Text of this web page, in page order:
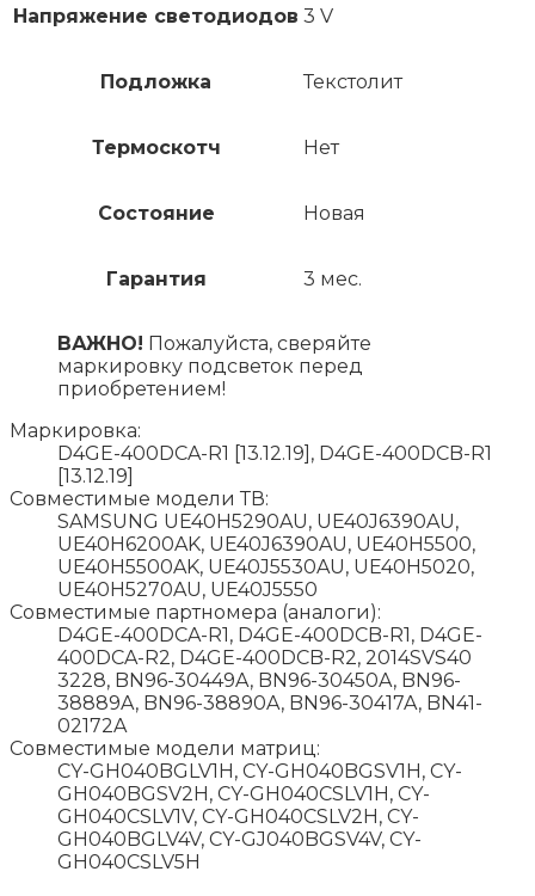
Напряжение светодиодов 3 V
Подложка Текстолит
Термоскотч Нет
Состояние Новая
Гарантия 3 мес.
ВАЖНО! Пожалуйста, сверяйте
маркировку подсветок перед
приобретением!
Маркировка:
D4GE-400DCA-R1 [13.12.19], D4GE-400DCB-R1
[13.12.19]
Совместимые модели ТВ:
SAMSUNG UE40H5290AU, UE40J6390AU,
UE40H6200AK, UE40J6390AU, UE40H5500,
UE40H5500AK, UE40J5530AU, UE40H5020,
UE40H5270AU, UE40J5550
Совместимые партномера (аналоги):
D4GE-400DCA-R1, D4GE-400DCB-R1, D4GE-
400DCA-R2, D4GE-400DCB-R2, 2014SVS40
3228, BN96-30449A, BN96-30450A, BN96-
38889A, BN96-38890A, BN96-30417A, BN41-
02172A
Совместимые модели матриц:
CY-GH040BGLV1H, CY-GH040BGSV1H, CY-
GH040BGSV2H, CY-GH040CSLV1H, CY-
GH040CSLV1V, CY-GH040CSLV2H, CY-
GH040BGLV4V, CY-GJ040BGSV4V, CY-
GH040CSLV5H